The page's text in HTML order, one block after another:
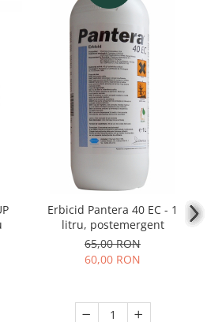
Erbicid Pantera 40 EC - 1
litru, postemergent
65,00 RON
60,00 RON